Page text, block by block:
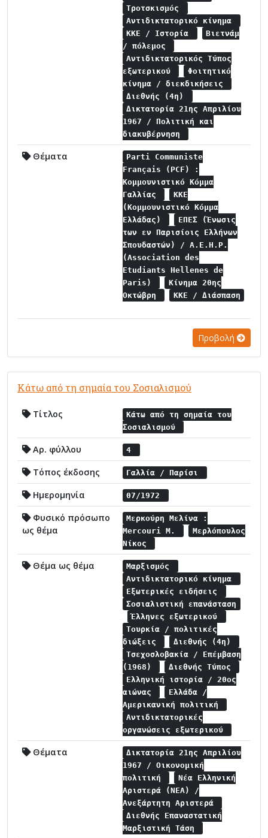
Τροτσκισμός
Αντιδικτατορικό κίνημα
ΚΚΕ / Ιστορία
Βιετνάμ
/ πόλεμος
Αντιδικτατορικός Τύπος
εξωτερικού
Φοιτητικό
κίνημα / διεκδικήσεις
Διεθνής (4η)
Δικτατορία 21ης Απριλίου
1967 / Πολιτική και
διακυβέρνηση
Θέματα
Parti Communiste
Français (PCF) :
Κομμουνιστικό Κόμμα
Γαλλίας
ΚΚΕ
(Κομμουνιστικό Κόμμα
Ελλάδας)
ΕΠΕΣ (Ένωσις
των εν Παρισίοις Ελλήνων
Σπουδαστών) / A.E.H.P.
(Association des
Etudiants Hellenes de
Paris)
Κίνημα 20ης
Οκτώβρη
ΚΚΕ / Διάσπαση
Προβολή
Κάτω από τη σημαία του Σοσιαλισμού
Τίτλος
Κάτω από τη σημαία του
Σοσιαλισμού
Αρ. φύλλου 4
Τόπος έκδοσης Γαλλία / Παρίσι
Ημερομηνία 07/1972
Φυσικό πρόσωπο
ως θέμα
Μερκούρη Μελίνα :
Mercouri M.
Μερλόπουλος
Νίκος
Θέμα ως θέμα
Μαρξισμός
Αντιδικτατορικό κίνημα
Εξωτερικές ειδήσεις
Σοσιαλιστική επανάσταση
Έλληνες εξωτερικού
Τουρκία / πολιτικές
διώξεις
Διεθνής (4η)
Τσεχοσλοβακία / Επέμβαση
(1968)
Διεθνής Τύπος
Ελληνική ιστορία / 20ος
αιώνας
Ελλάδα /
Αμερικανική πολιτική
Αντιδικτατορικές
οργανώσεις εξωτερικού
Θέματα
Δικτατορία 21ης Απριλίου
1967 / Οικονομική
πολιτική
Νέα Ελληνική
Αριστερά (ΝΕΑ) /
Ανεξάρτητη Αριστερά
Διεθνής Επαναστατική
Μαρξιστική Τάση